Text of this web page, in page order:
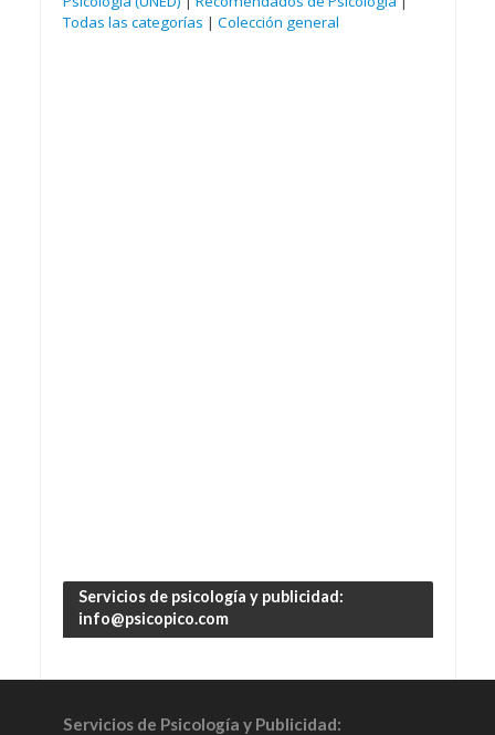
Todas las categorías | Colección general
Servicios de psicología y publicidad:
info@psicopico.com
Servicios de Psicología y Publicidad: